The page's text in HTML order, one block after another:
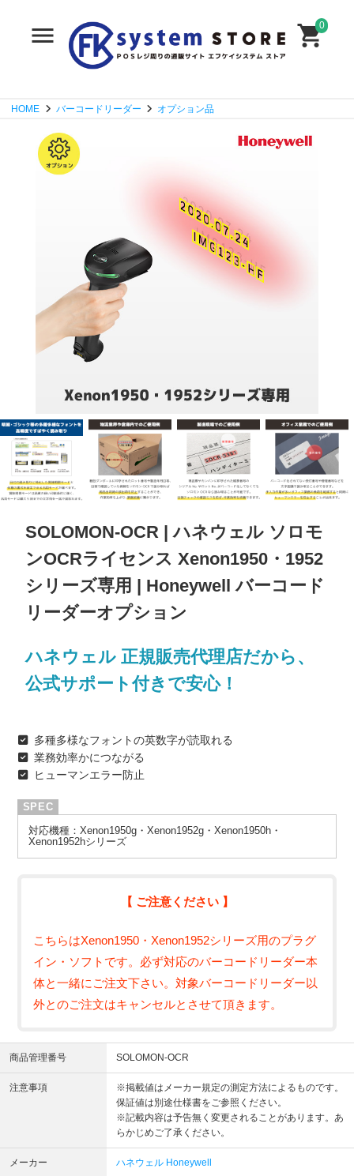
0
HOME バーコードリーダー オプション品
SOLOMON-OCR | ハネウェル ソロモ
ンOCRライセンス Xenon1950・1952
シリーズ専用 | Honeywell バーコード
リーダーオプション
ハネウェル 正規販売代理店だから、
公式サポート付きで安心！
多種多様なフォントの英数字が読取れる
業務効率かにつながる
ヒューマンエラー防止
対応機種：Xenon1950g・Xenon1952g・Xenon1950h・
Xenon1952hシリーズ
【 ご注意ください 】
こちらはXenon1950・Xenon1952シリーズ用のプラグ
イン・ソフトです。必ず対応のバーコードリーダー本
体と一緒にご注文下さい。対象バーコードリーダー以
外とのご注文はキャンセルとさせて頂きます。
商品管理番号 SOLOMON-OCR
注意事項
※掲載値はメーカー規定の測定方法によるものです。
保証値は別途仕様書をご参照ください。
※記載内容は予告無く変更されることがあります。あ
らかじめご了承ください。
メーカー ハネウェル Honeywell